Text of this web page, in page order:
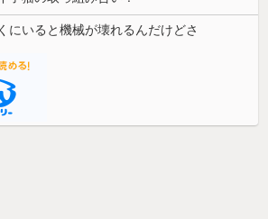
にいると機械が壊れるんだけどさ